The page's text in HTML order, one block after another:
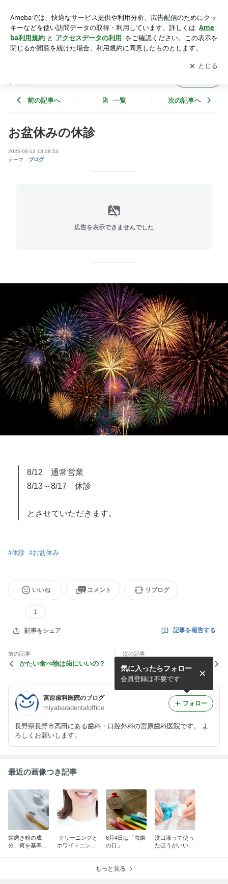
アプリをダウンロードして ブログの更新通知
を受け取りまし
ょう。
開く
前の記事へ 一覧 次の記事へ
お盆休みの休診
2025-08-12 13:08:53
テーマ： ブログ
広告を表示できませんでした
8/12 通常営業
8/13～8/17 休診
とさせていただきます。
#休診 #お盆休み
いいね
1
コメント リブログ
記事をシェア 記事を報告する
前の記事
かたい食べ物は歯にいいの？
次の記事
かみ合わせのセルフチェック
宮原歯科医院のブログ
miyabaradentaloffice
長野県長野市高田にある歯科・口腔外科の宮原歯科医院です。 よ
ろしくお願いします。
気に入ったらフォロー
会員登録は不要です
フォロー
最近の画像つき記事
歯磨き粉の成
分、何を基準に
クリーニングと
ホワイトニング
6月4日は「虫歯
の日」
洗口液って使っ
たほうがいい
もっと見る